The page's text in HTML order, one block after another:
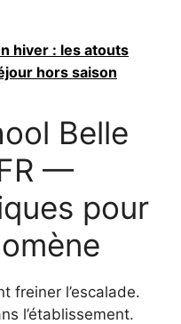
hiver : les atouts
hors saison
Belle
—
pour
freiner l’escalade.
l’établissement.